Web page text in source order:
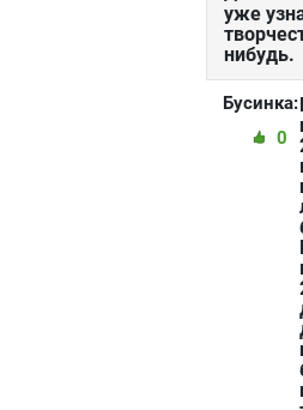
уже
нибудь.
Бусинка:
0